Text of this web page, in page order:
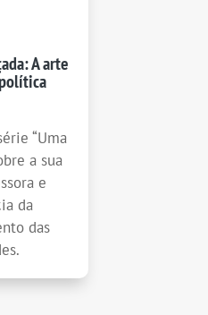
A arte
“Uma
a sua
e
da
das